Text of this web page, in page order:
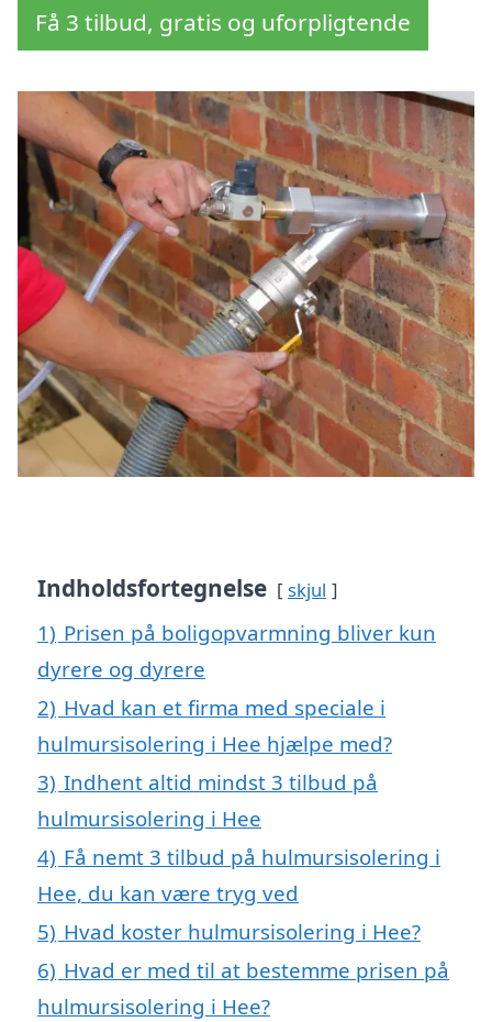
Få 3 tilbud, gratis og uforpligtende
Indholdsfortegnelse skjul
1) Prisen på boligopvarmning bliver kun
dyrere og dyrere
2) Hvad kan et firma med speciale i
hulmursisolering i Hee hjælpe med?
3) Indhent altid mindst 3 tilbud på
hulmursisolering i Hee
4) Få nemt 3 tilbud på hulmursisolering i
Hee, du kan være tryg ved
5) Hvad koster hulmursisolering i Hee?
6) Hvad er med til at bestemme prisen på
hulmursisolering i Hee?